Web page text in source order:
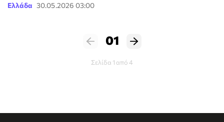
Ελλάδα 30.05.2026 03:00
01
Σελίδα 1 από 4